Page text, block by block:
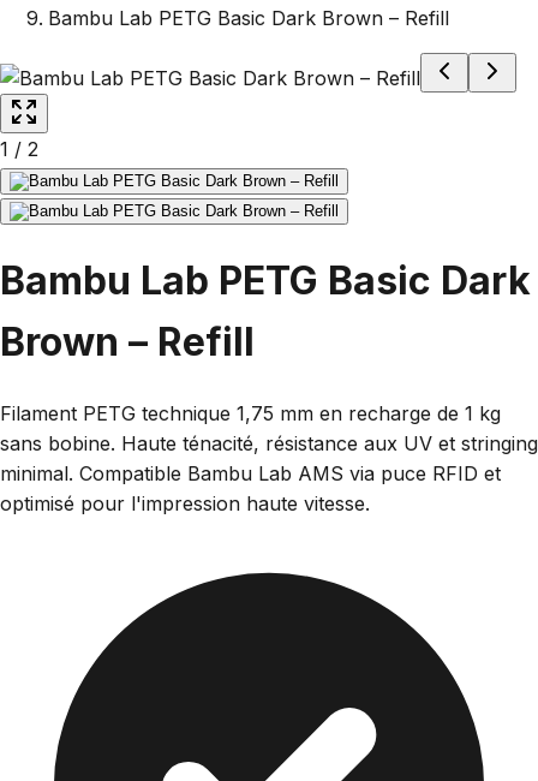
Bambu Lab PETG Basic Dark Brown – Refill
1 / 2
Bambu Lab PETG Basic Dark
Brown – Refill
Filament PETG technique 1,75 mm en recharge de 1 kg
sans bobine. Haute ténacité, résistance aux UV et stringing
minimal. Compatible Bambu Lab AMS via puce RFID et
optimisé pour l'impression haute vitesse.